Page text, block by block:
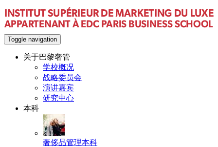
Toggle navigation
关于巴黎奢管
学校概况
战略委员会
演讲嘉宾
研究中心
本科
奢侈品管理本科